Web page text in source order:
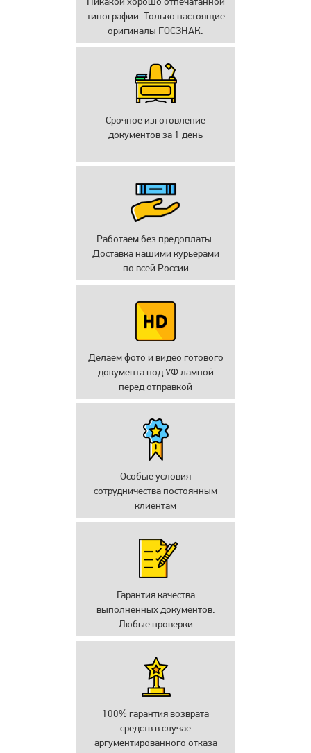
типографии. Только настоящие
оригиналы ГОСЗНАК.
Срочное изготовление
документов за 1 день
Работаем без предоплаты.
Доставка нашими курьерами
по всей России
Делаем фото и видео готового
документа под УФ лампой
перед отправкой
Особые условия
сотрудничества постоянным
клиентам
Гарантия качества
выполненных документов.
Любые проверки
100% гарантия возврата
средств в случае
аргументированного отказа